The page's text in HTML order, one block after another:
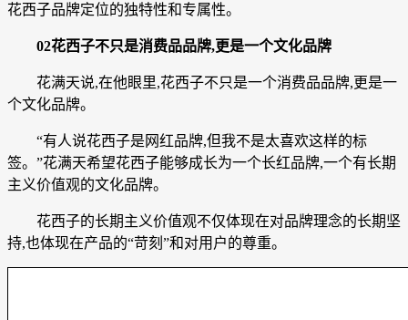
花西子品牌定位的独特性和专属性。
02花西子不只是消费品品牌,更是一个文化品牌
花满天说,在他眼里,花西子不只是一个消费品品牌,更是一
个文化品牌。
“有人说花西子是网红品牌,但我不是太喜欢这样的标
签。”花满天希望花西子能够成长为一个长红品牌,一个有长期
主义价值观的文化品牌。
花西子的长期主义价值观不仅体现在对品牌理念的长期坚
持,也体现在产品的“苛刻”和对用户的尊重。